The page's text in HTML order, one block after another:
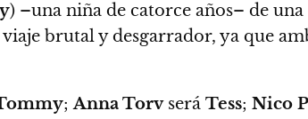
) –una niña de catorce años– de
brutal y desgarrador, ya que
;Anna Torvserá Tess; Nico